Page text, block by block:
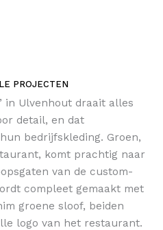
PROJECTEN
in Ulvenhout draait alles
detail, en dat
bedrijfskleding. Groen,
komt prachtig naar
van de custom-
compleet gemaakt met
groene sloof, beiden
logo van het restaurant.